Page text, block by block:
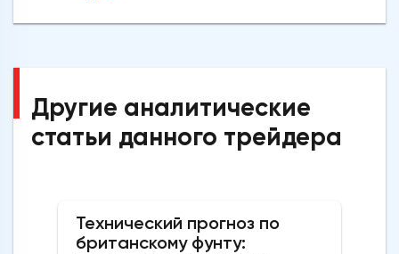
Другие аналитические
статьи данного трейдера
Технический прогноз по
британскому фунту: